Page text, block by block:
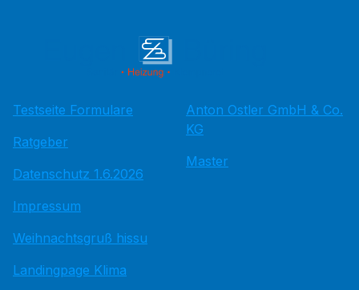
Testseite Formulare
Ratgeber
Datenschutz 1.6.2026
Impressum
Weihnachtsgruß hissu
Landingpage Klima
Anton Ostler GmbH & Co.
KG
Master